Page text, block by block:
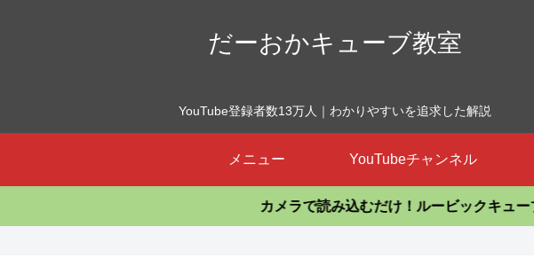
だーおかキューブ教室
YouTube登録者数13万人｜わかりやすいを追求した解説
メニュー YouTubeチャンネル
カメラで読み込むだけ！ルービックキューブを揃え